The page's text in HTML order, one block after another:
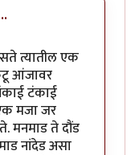
त्यातील एक
आंजावर
टंकाई
मजा जर
मनमाड ते दौंड
नांदेड असा